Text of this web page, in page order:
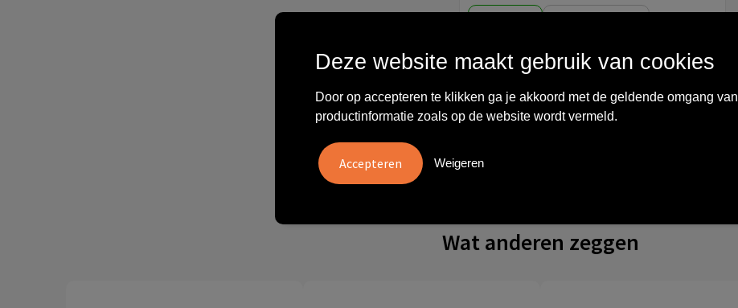
Onbewerkt 1
Onbewerkt
1
2
3
4
rondom (50x20mm)
Wat anderen zeggen
Deze website maakt gebruik van cookies
Door op accepteren te klikken ga je akkoord met de geldende omgang van
productinformatie zoals op de website wordt vermeld.
Weigeren